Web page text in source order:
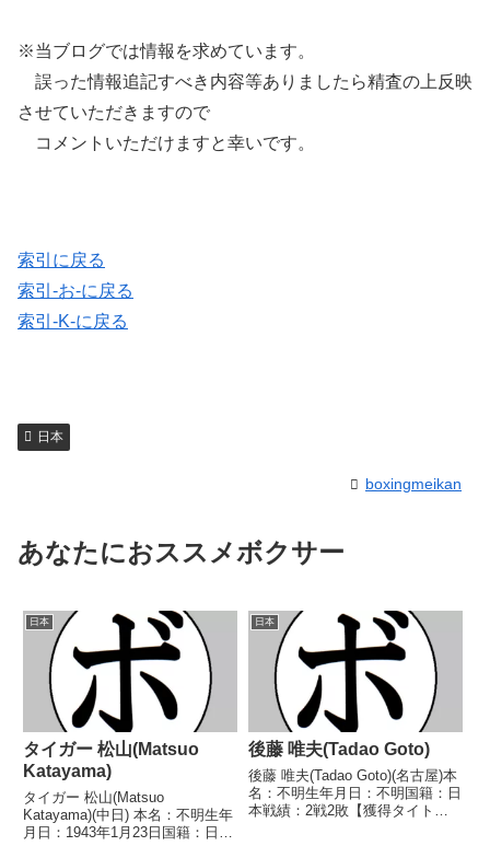
※当ブログでは情報を求めています。
誤った情報追記すべき内容等ありましたら精査の上反映
させていただきますので
コメントいただけますと幸いです。
索引に戻る
索引-お-に戻る
索引-K-に戻る
日本
boxingmeikan
あなたにおススメボクサー
日本
タイガー 松山(Matsuo
Katayama)
タイガー 松山(Matsuo
Katayama)(中日) 本名：不明生年
月日：1943年1月23日国籍：日本
日本
後藤 唯夫(Tadao Goto)
後藤 唯夫(Tadao Goto)(名古屋)本
名：不明生年月日：不明国籍：日
本戦績：2戦2敗【獲得タイト